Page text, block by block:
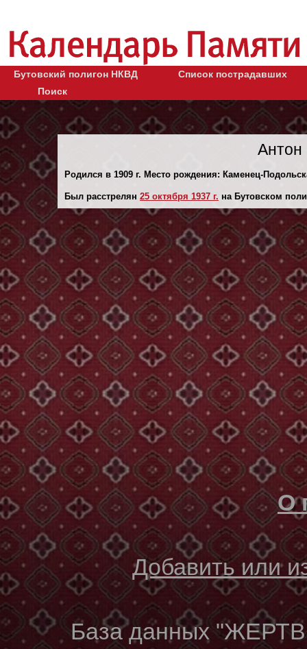
Бутовский полигон НКВД
Список пострадавших
Поиск
Родился в 1909 г. Место рождения: Каменец-
Был расстрелян 25 октября 1937 г. на Бутовском
О
Добавить или
База данных